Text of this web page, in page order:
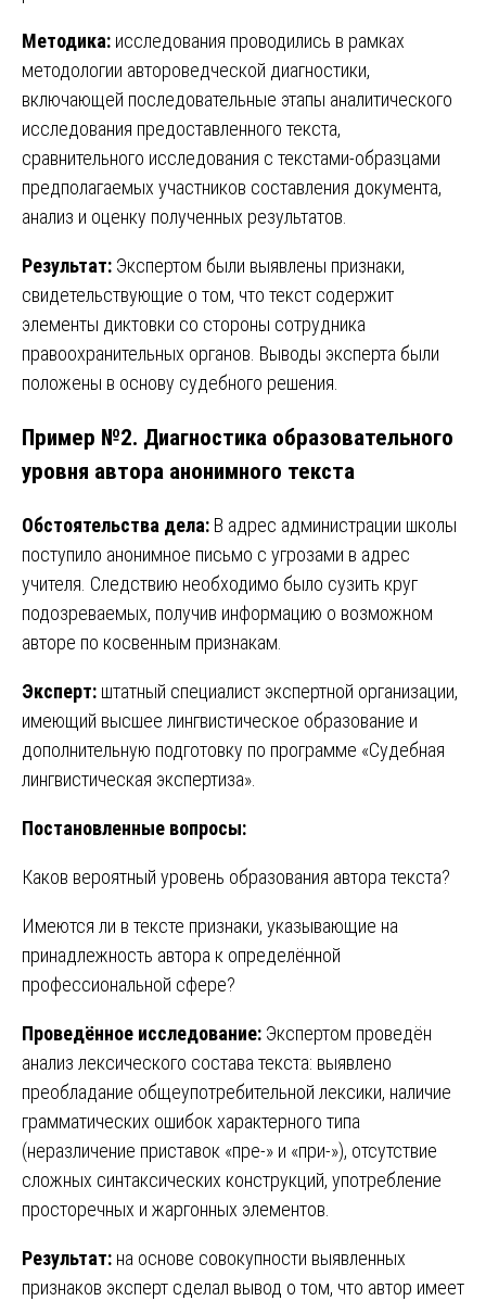
Методика: исследования проводились в рамках
методологии автороведческой диагностики,
включающей последовательные этапы аналитического
исследования предоставленного текста,
сравнительного исследования с текстами-образцами
предполагаемых участников составления документа,
анализ и оценку полученных результатов.
Результат: Экспертом были выявлены признаки,
свидетельствующие о том, что текст содержит
элементы диктовки со стороны сотрудника
правоохранительных органов. Выводы эксперта были
положены в основу судебного решения.
Пример №2. Диагностика образовательного
уровня автора анонимного текста
Обстоятельства дела: В адрес администрации школы
поступило анонимное письмо с угрозами в адрес
учителя. Следствию необходимо было сузить круг
подозреваемых, получив информацию о возможном
авторе по косвенным признакам.
Эксперт: штатный специалист экспертной организации,
имеющий высшее лингвистическое образование и
дополнительную подготовку по программе «Судебная
лингвистическая экспертиза».
Постановленные вопросы:
Каков вероятный уровень образования автора текста?
Имеются ли в тексте признаки, указывающие на
принадлежность автора к определённой
профессиональной сфере?
Проведённое исследование: Экспертом проведён
анализ лексического состава текста: выявлено
преобладание общеупотребительной лексики, наличие
грамматических ошибок характерного типа
(неразличение приставок «пре-» и «при-»), отсутствие
сложных синтаксических конструкций, употребление
просторечных и жаргонных элементов.
Результат: на основе совокупности выявленных
признаков эксперт сделал вывод о том, что автор имеет